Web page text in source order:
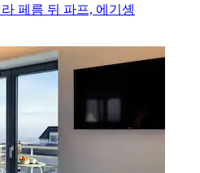
페름 뒤 파프, 에기솅